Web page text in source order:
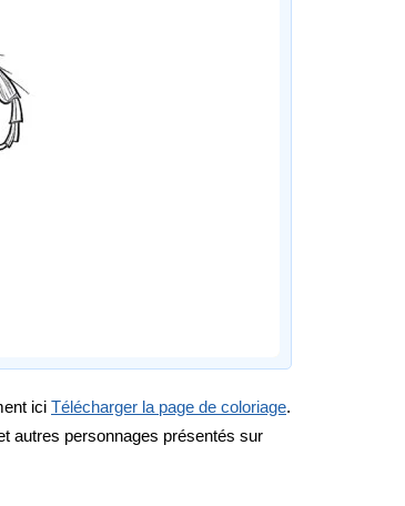
ici Télécharger la page de coloriage.
autres personnages présentés sur